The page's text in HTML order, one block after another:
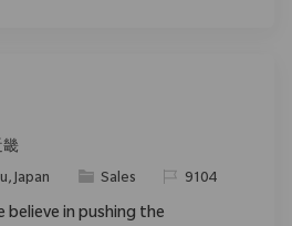
畿
Japan Category
Sales ReqId9104
in pushing the